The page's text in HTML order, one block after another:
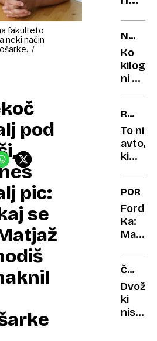
fakulteto
neki način
/
pod
pic:
se
in
na
ENOTE
Ko
ni bil
ki so
skoraj
CLIO
To ni
avto,
ki
vozila
dedek
in
babica
Ford
Ka:
Mali
je
upal
biti
čuden
ČUDNI
ki
niso